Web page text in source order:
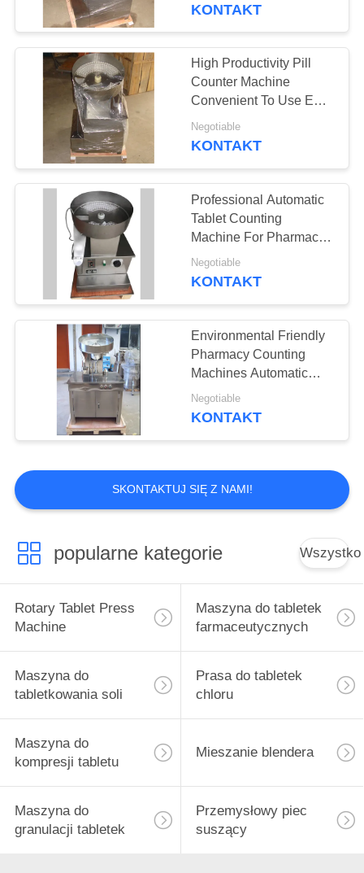
KONTAKT
High Productivity Pill
Counter Machine
Convenient To Use Easy
Adjustment
Negotiable
KONTAKT
Professional Automatic
Tablet Counting
Machine For Pharmacy
Lab
Negotiable
KONTAKT
Environmental Friendly
Pharmacy Counting
Machines Automatic
Conversion Shaking
Negotiable
KONTAKT
SKONTAKTUJ SIĘ Z NAMI!
popularne kategorie Wszystko
Rotary Tablet Press
Machine
Maszyna do tabletek
farmaceutycznych
Maszyna do
tabletkowania soli
Prasa do tabletek
chloru
Maszyna do
kompresji tabletu
Mieszanie blendera
Maszyna do
granulacji tabletek
Przemysłowy piec
suszący